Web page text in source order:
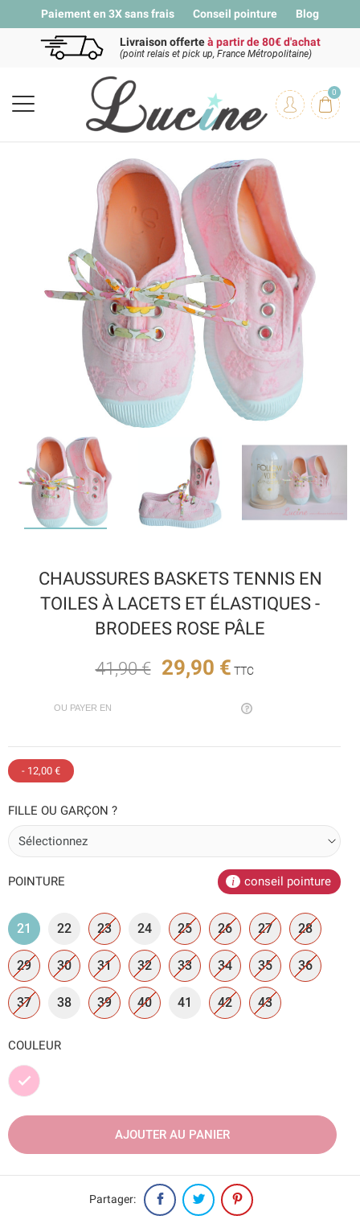
Paiement en 3X sans frais Conseil pointure Blog
Livraison offerteà partir de 80€ d'achat
(point relais et pick up, France Métropolitaine)
0
CHAUSSURES BASKETS TENNIS EN
TOILES À LACETS ET ÉLASTIQUES -
BRODEES ROSE PÂLE
41,90 € 29,90 € TTC
OU PAYER EN
- 12,00 €
FILLE OU GARÇON ?
POINTURE conseil pointure
21 22 23 24 25 26 27 28
29 30 31 32 33 34 35 36
37 38 39 40 41 42 43
COULEUR
Rose
AJOUTER AU PANIER
Partager: